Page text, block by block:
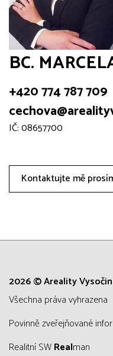
BC.
+420 774 787 709
IČ: 08657700
Kontaktujte mě
2026 © Areality
všechna práva vyhrazena
Povinně zveřejňované
Realitní SWRealman